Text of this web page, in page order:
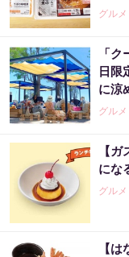
グルメ
「
日限
に涼
グルメ
【
にな
グルメ
【